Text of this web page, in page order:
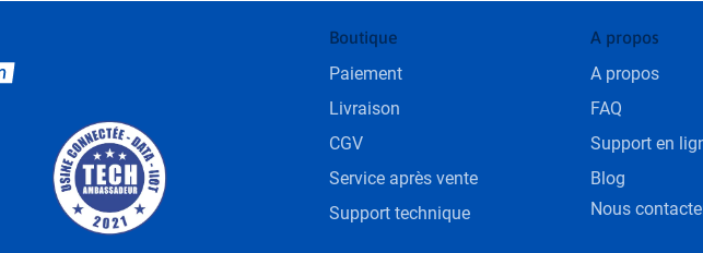
Boutique
Paiement
Livraison
CGV
Service après vente
Support technique
A propos
A propos
FAQ
Support en
Blog
Nous